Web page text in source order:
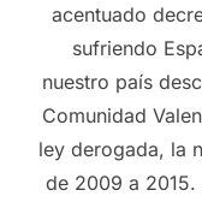
acentuado
sufriendo
nuestro país
Comunidad
ley derogada, la
de 2009 a